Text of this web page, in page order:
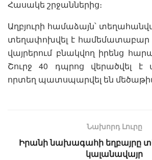
Հասակե շրջաններից։
Աղբյուրի համաձայն՝
տեղափոխվել է համեմատաբար
վայրերում բնակվող իրենց
Շուրջ 40 դպրոց վերածվել
որտեղ պատսպարվել են
Նախորդ Լուրը
Իրանի նախագահի եղբայրը
կալանավայր